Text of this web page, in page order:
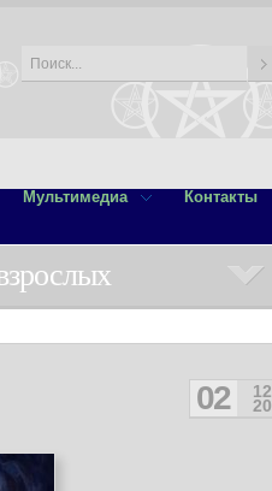
Мультимедиа Контакты
12
20
02